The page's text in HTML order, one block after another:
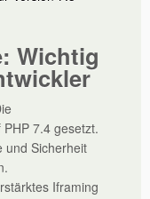
Wichtig
7.4 gesetzt.
und Sicherheit
Iframing